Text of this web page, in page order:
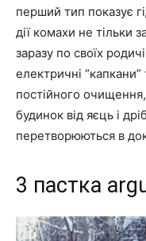
перший тип показує
дії комахи не тільки
заразу по своїх
електричні
постійного
будинок від яєць і
перетворюються в
3 пастка